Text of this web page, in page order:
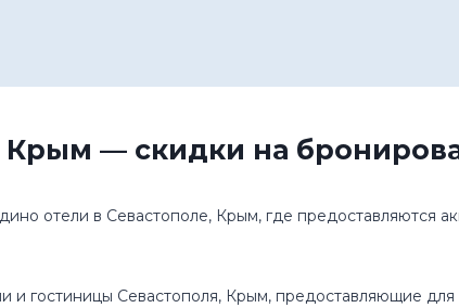
Крым — скидки на
отели в Севастополе, Крым, где предоставляются
гостиницы Севастополя, Крым, предоставляющие